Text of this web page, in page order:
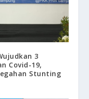
3
Covid-19,
Stunting